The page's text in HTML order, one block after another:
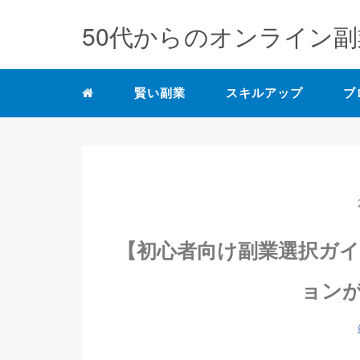
50代からのオンライン
賢い副業 スキルアップ ブ
【初心者向け副業選択ガ
ョン